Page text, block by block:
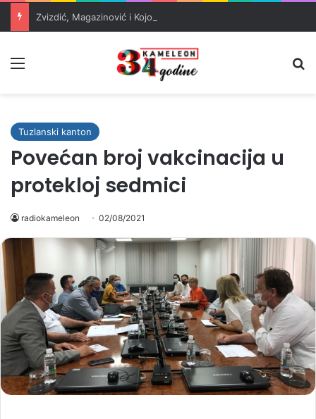
Tuzlanski kanton
Povećan broj vakcinacija u
protekloj sedmici
radiokameleon 02/08/2021